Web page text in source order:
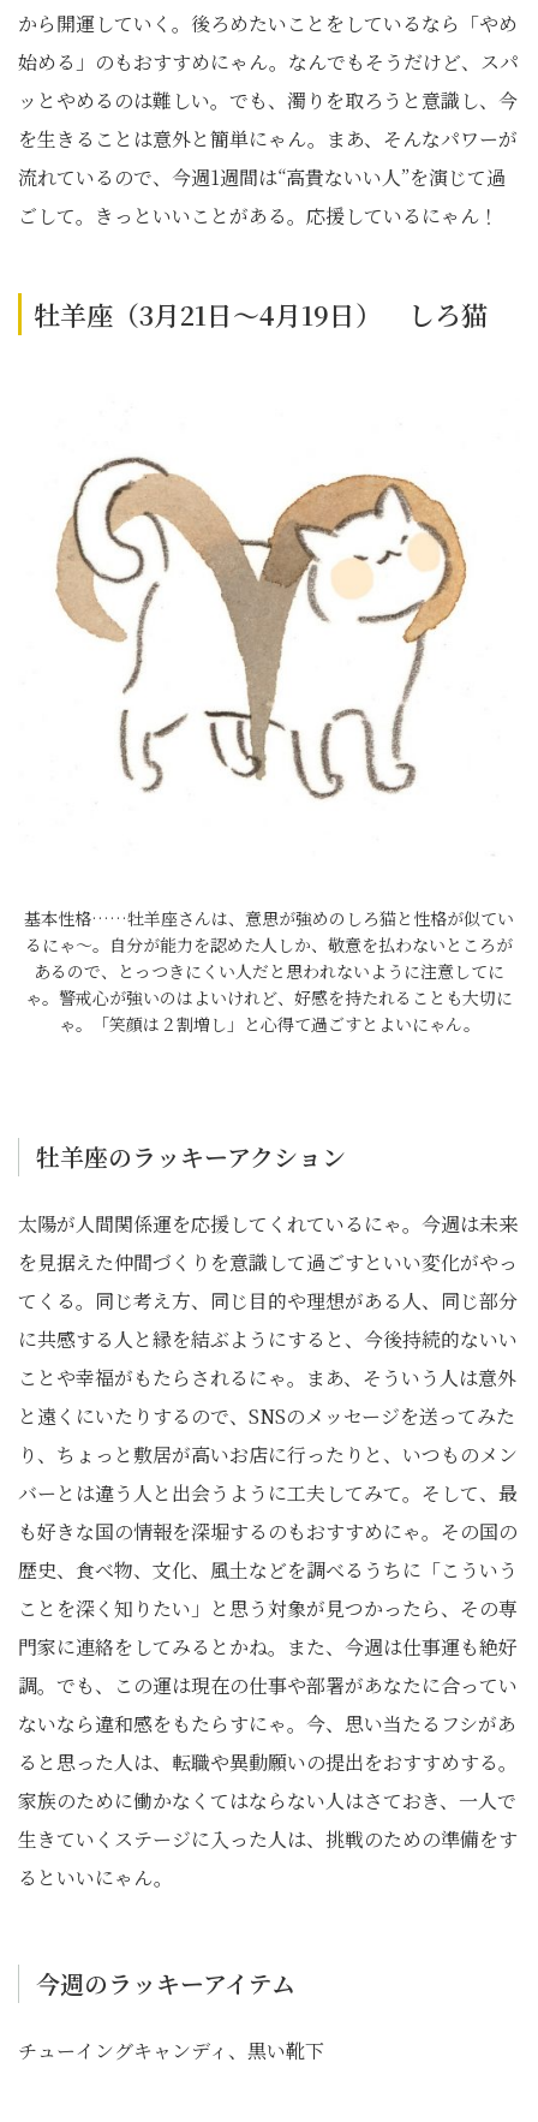
から開運していく。後ろめたいことをしているなら「やめ
始める」のもおすすめにゃん。なんでもそうだけど、スパ
ッとやめるのは難しい。でも、濁りを取ろうと意識し、今
を生きることは意外と簡単にゃん。まあ、そんなパワーが
流れているので、今週1週間は“高貴ないい人”を演じて過
ごして。きっといいことがある。応援しているにゃん！
牡羊座（3月21日～4月19日） しろ猫
基本性格……牡羊座さんは、意思が強めのしろ猫と性格が似てい
るにゃ～。自分が能力を認めた人しか、敬意を払わないところが
あるので、とっつきにくい人だと思われないように注意してに
ゃ。警戒心が強いのはよいけれど、好感を持たれることも大切に
ゃ。「笑顔は２割増し」と心得て過ごすとよいにゃん。
牡羊座のラッキーアクション
太陽が人間関係運を応援してくれているにゃ。今週は未来
を見据えた仲間づくりを意識して過ごすといい変化がやっ
てくる。同じ考え方、同じ目的や理想がある人、同じ部分
に共感する人と縁を結ぶようにすると、今後持続的ないい
ことや幸福がもたらされるにゃ。まあ、そういう人は意外
と遠くにいたりするので、SNSのメッセージを送ってみた
り、ちょっと敷居が高いお店に行ったりと、いつものメン
バーとは違う人と出会うように工夫してみて。そして、最
も好きな国の情報を深堀するのもおすすめにゃ。その国の
歴史、食べ物、文化、風土などを調べるうちに「こういう
ことを深く知りたい」と思う対象が見つかったら、その専
門家に連絡をしてみるとかね。また、今週は仕事運も絶好
調。でも、この運は現在の仕事や部署があなたに合ってい
ないなら違和感をもたらすにゃ。今、思い当たるフシがあ
ると思った人は、転職や異動願いの提出をおすすめする。
家族のために働かなくてはならない人はさておき、一人で
生きていくステージに入った人は、挑戦のための準備をす
るといいにゃん。
今週のラッキーアイテム
チューイングキャンディ、黒い靴下